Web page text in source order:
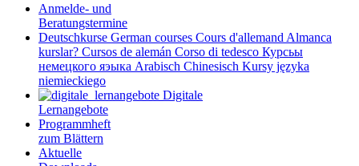
Anmelde- und
Beratungstermine
Deutschkurse German courses Cours d'allemand Almanca
kurslar? Cursos de alemán Corso di tedesco Курсьы
немецкого яэыка Arabisch Chinesisch Kursy języka
niemieckiego
Digitale
Lernangebote
Programmheft
zum Blättern
Aktuelle